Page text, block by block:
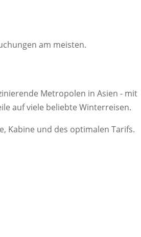
am meisten.
Metropolen in Asien - mit
auf viele beliebte Winterreisen.
Kabine und des optimalen Tarifs.